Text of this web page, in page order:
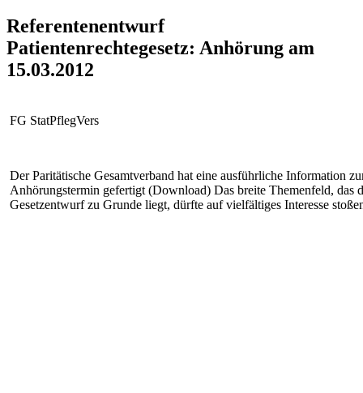
Referentenentwurf
Patientenrechtegesetz: Anhörung am
15.03.2012
FG StatPflegVers
Der Paritätische Gesamtverband hat eine ausführliche Information
Anhörungstermin gefertigt (Download) Das breite Themenfeld, das
Gesetzentwurf zu Grunde liegt, dürfte auf vielfältiges Interesse